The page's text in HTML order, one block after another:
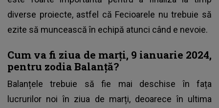
diverse proiecte, astfel că Fecioarele nu trebuie să
ezite să muncească în echipă atunci când e nevoie.
Cum va fi ziua de marți, 9 ianuarie 2024,
pentru zodia Balanță?
Balanțele trebuie să fie mai deschise în fața
lucrurilor noi în ziua de marți, deoarece în ultima